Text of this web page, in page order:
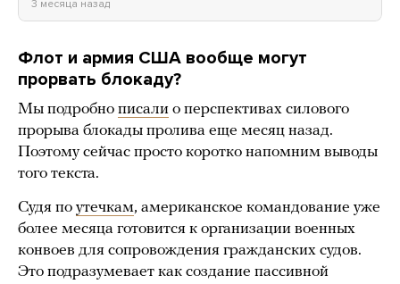
3 месяца назад
Флот и армия США вообще могут
прорвать блокаду?
Мы подробно писали о перспективах силового
прорыва блокады пролива еще месяц назад.
Поэтому сейчас просто коротко напомним выводы
того текста.
Судя по утечкам, американское командование уже
более месяца готовится к организации военных
конвоев для сопровождения гражданских судов.
Это подразумевает как создание пассивной